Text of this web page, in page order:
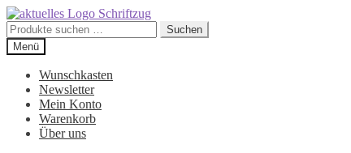
Suchen
nach:
Suchen
Zur
Navigation
springen
Zum
Inhalt
springen
Menü
Wunschkasten
Newsletter
Mein Konto
Warenkorb
Über uns